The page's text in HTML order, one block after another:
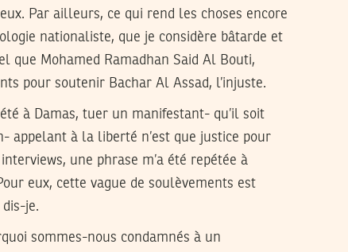
Par ailleurs, ce qui rend les choses encore
nationaliste, que je considère bâtarde et
que Mohamed Ramadhan Said Al Bouti,
pour soutenir Bachar Al Assad, l’injuste.
à Damas, tuer un manifestant- qu’il soit
appelant à la liberté n’est que justice pour
une phrase m’a été repétée à
eux, cette vague de soulèvements est
je.
sommes-nous condamnés à un